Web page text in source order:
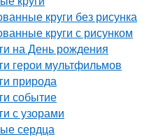
круги без рисунка
круги с рисунком
на День рождения
герои мультфильмов
природа
событие
с узорами
сердца